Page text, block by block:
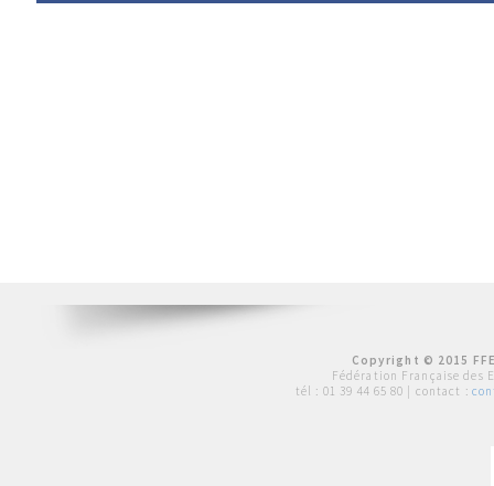
Copyright © 2015
Fédération Française des
tél : 01 39 44 65 80 | contact :